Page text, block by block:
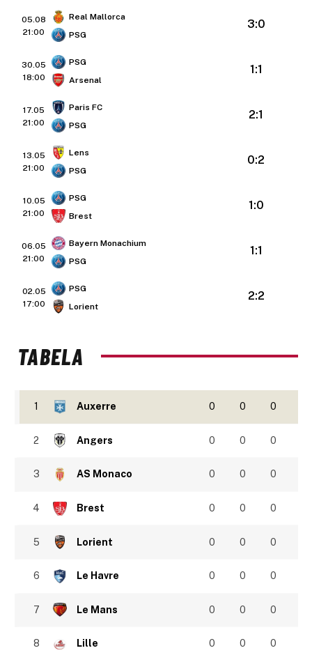
05.08
21:00
Real Mallorca
PSG
3:0
30.05
18:00
PSG
Arsenal
1:1
17.05
21:00
Paris FC
PSG
2:1
13.05
21:00
Lens
PSG
0:2
10.05
21:00
PSG
Brest
1:0
06.05
21:00
Bayern Monachium
PSG
1:1
02.05
17:00
PSG
Lorient
2:2
TABELA
1 Auxerre 0 0 0
2 Angers 0 0 0
3 AS Monaco 0 0 0
4 Brest 0 0 0
5 Lorient 0 0 0
6 Le Havre 0 0 0
7 Le Mans 0 0 0
8 Lille 0 0 0